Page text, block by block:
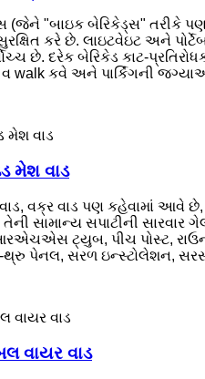
(જેને "બાઇક બેરિકેડ્સ" તરીકે
સુરક્ષિત કરે છે. લાઇટવેઇટ અને
છે. દરેક બેરિકેડ કાટ-
walk કવે અને પાર્કિંગની
મેશ વાડ
વક્ર વાડ પણ કહેવામાં આવે
સામાન્ય સપાટીની સારવાર
ટ્યુબ, પીચ પોસ્ટ, રાઉન્ડ
પેનલ, સરળ ઇન્સ્ટોલેશન, સરસ
વાયર વાડ